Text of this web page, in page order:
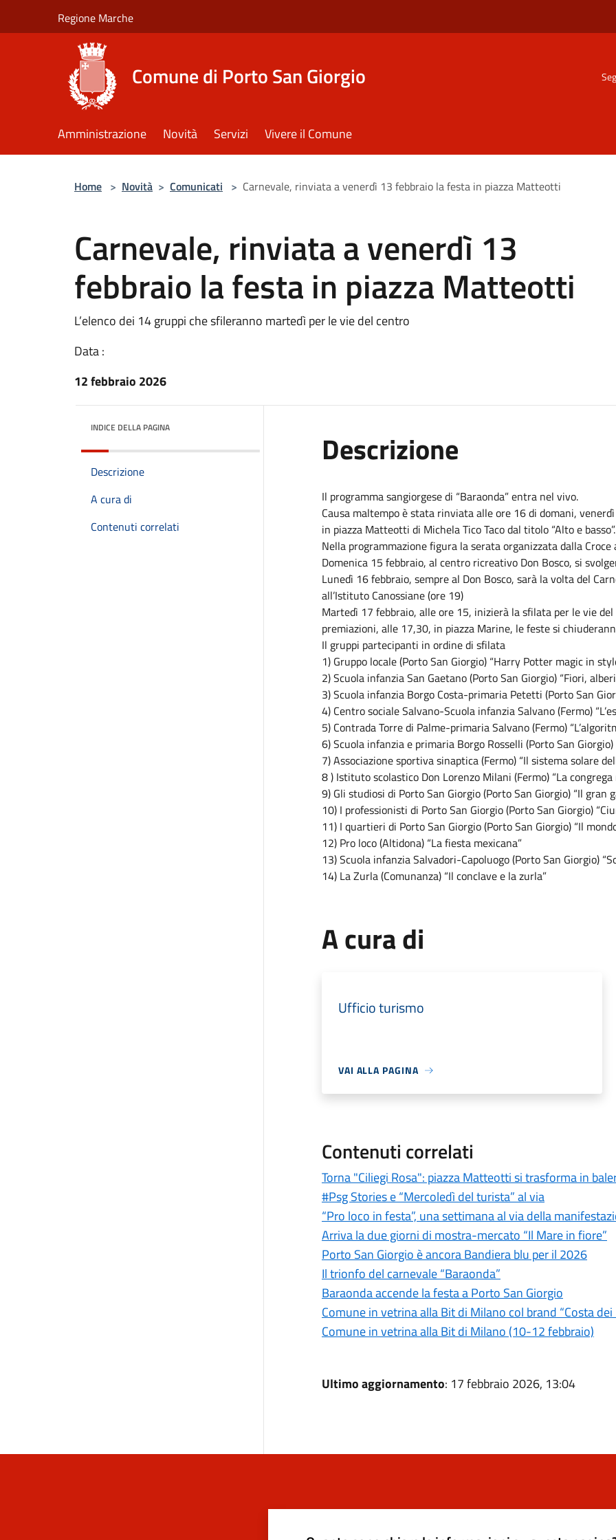
Regione Marche
Comune di Porto San Giorgio
Amministrazione Novità Servizi Vivere il Comune
Home > Novità > Comunicati > Carnevale, rinviata a venerdì 13 febbraio la festa in piazza Matteotti
Carnevale, rinviata a venerdì 13
febbraio la festa in piazza Matteotti
L’elenco dei 14 gruppi che sfileranno martedì per le vie del centro
Data :
12 febbraio 2026
INDICE DELLA PAGINA
Descrizione
A cura di
Contenuti correlati
Descrizione
Il programma sangiorgese di “Baraonda” entra nel vivo.
Causa maltempo è stata rinviata alle ore 16 di domani,
in piazza Matteotti di Michela Tico Taco dal titolo “Alto e basso”.
Nella programmazione figura la serata organizzata dalla Croce
Domenica 15 febbraio, al centro ricreativo Don Bosco, si
Lunedì 16 febbraio, sempre al Don Bosco, sarà la volta del
all’Istituto Canossiane (ore 19)
Martedì 17 febbraio, alle ore 15, inizierà la sfilata per le vie
premiazioni, alle 17,30, in piazza Marine, le feste si
Il gruppi partecipanti in ordine di sfilata
1) Gruppo locale (Porto San Giorgio) “Harry Potter magic in
2) Scuola infanzia San Gaetano (Porto San Giorgio) “Fiori,
3) Scuola infanzia Borgo Costa-primaria Petetti (Porto San
4) Centro sociale Salvano-Scuola infanzia Salvano (Fermo)
5) Contrada Torre di Palme-primaria Salvano (Fermo)
6) Scuola infanzia e primaria Borgo Rosselli (Porto San Giorgio)
7) Associazione sportiva sinaptica (Fermo) “Il sistema solare
8 ) Istituto scolastico Don Lorenzo Milani (Fermo) “La congrega
9) Gli studiosi di Porto San Giorgio (Porto San Giorgio) “Il gran
10) I professionisti di Porto San Giorgio (Porto San Giorgio)
11) I quartieri di Porto San Giorgio (Porto San Giorgio) “Il
12) Pro loco (Altidona) “La fiesta mexicana”
13) Scuola infanzia Salvadori-Capoluogo (Porto San Giorgio)
14) La Zurla (Comunanza) “Il conclave e la zurla”
A cura di
Ufficio turismo
VAI ALLA PAGINA
Contenuti correlati
Torna "Ciliegi Rosa": piazza Matteotti si trasforma in
#Psg Stories e “Mercoledì del turista” al via
“Pro loco in festa”, una settimana al via della
Arriva la due giorni di mostra-mercato “Il Mare in fiore”
Porto San Giorgio è ancora Bandiera blu per il 2026
Il trionfo del carnevale “Baraonda”
Baraonda accende la festa a Porto San Giorgio
Comune in vetrina alla Bit di Milano col brand “Costa dei
Comune in vetrina alla Bit di Milano (10-12 febbraio)
Ultimo aggiornamento: 17 febbraio 2026, 13:04